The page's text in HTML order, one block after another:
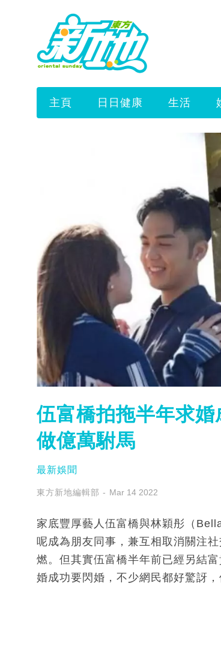
主頁 日日健康 生活
伍富橋拍拖半年求
做億萬駙馬
最新娛聞
東方新地編輯部 Mar 14 2022
家底豐厚藝人伍富橋與林穎彤（
呢成為朋友同事，兼互相取消關注
燃。但其實伍富橋半年前已經另結
婚成功要閃婚，不少網民都好驚訝，